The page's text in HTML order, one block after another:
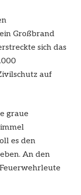
Großbrand
sich das
auf
graue
es den
An den